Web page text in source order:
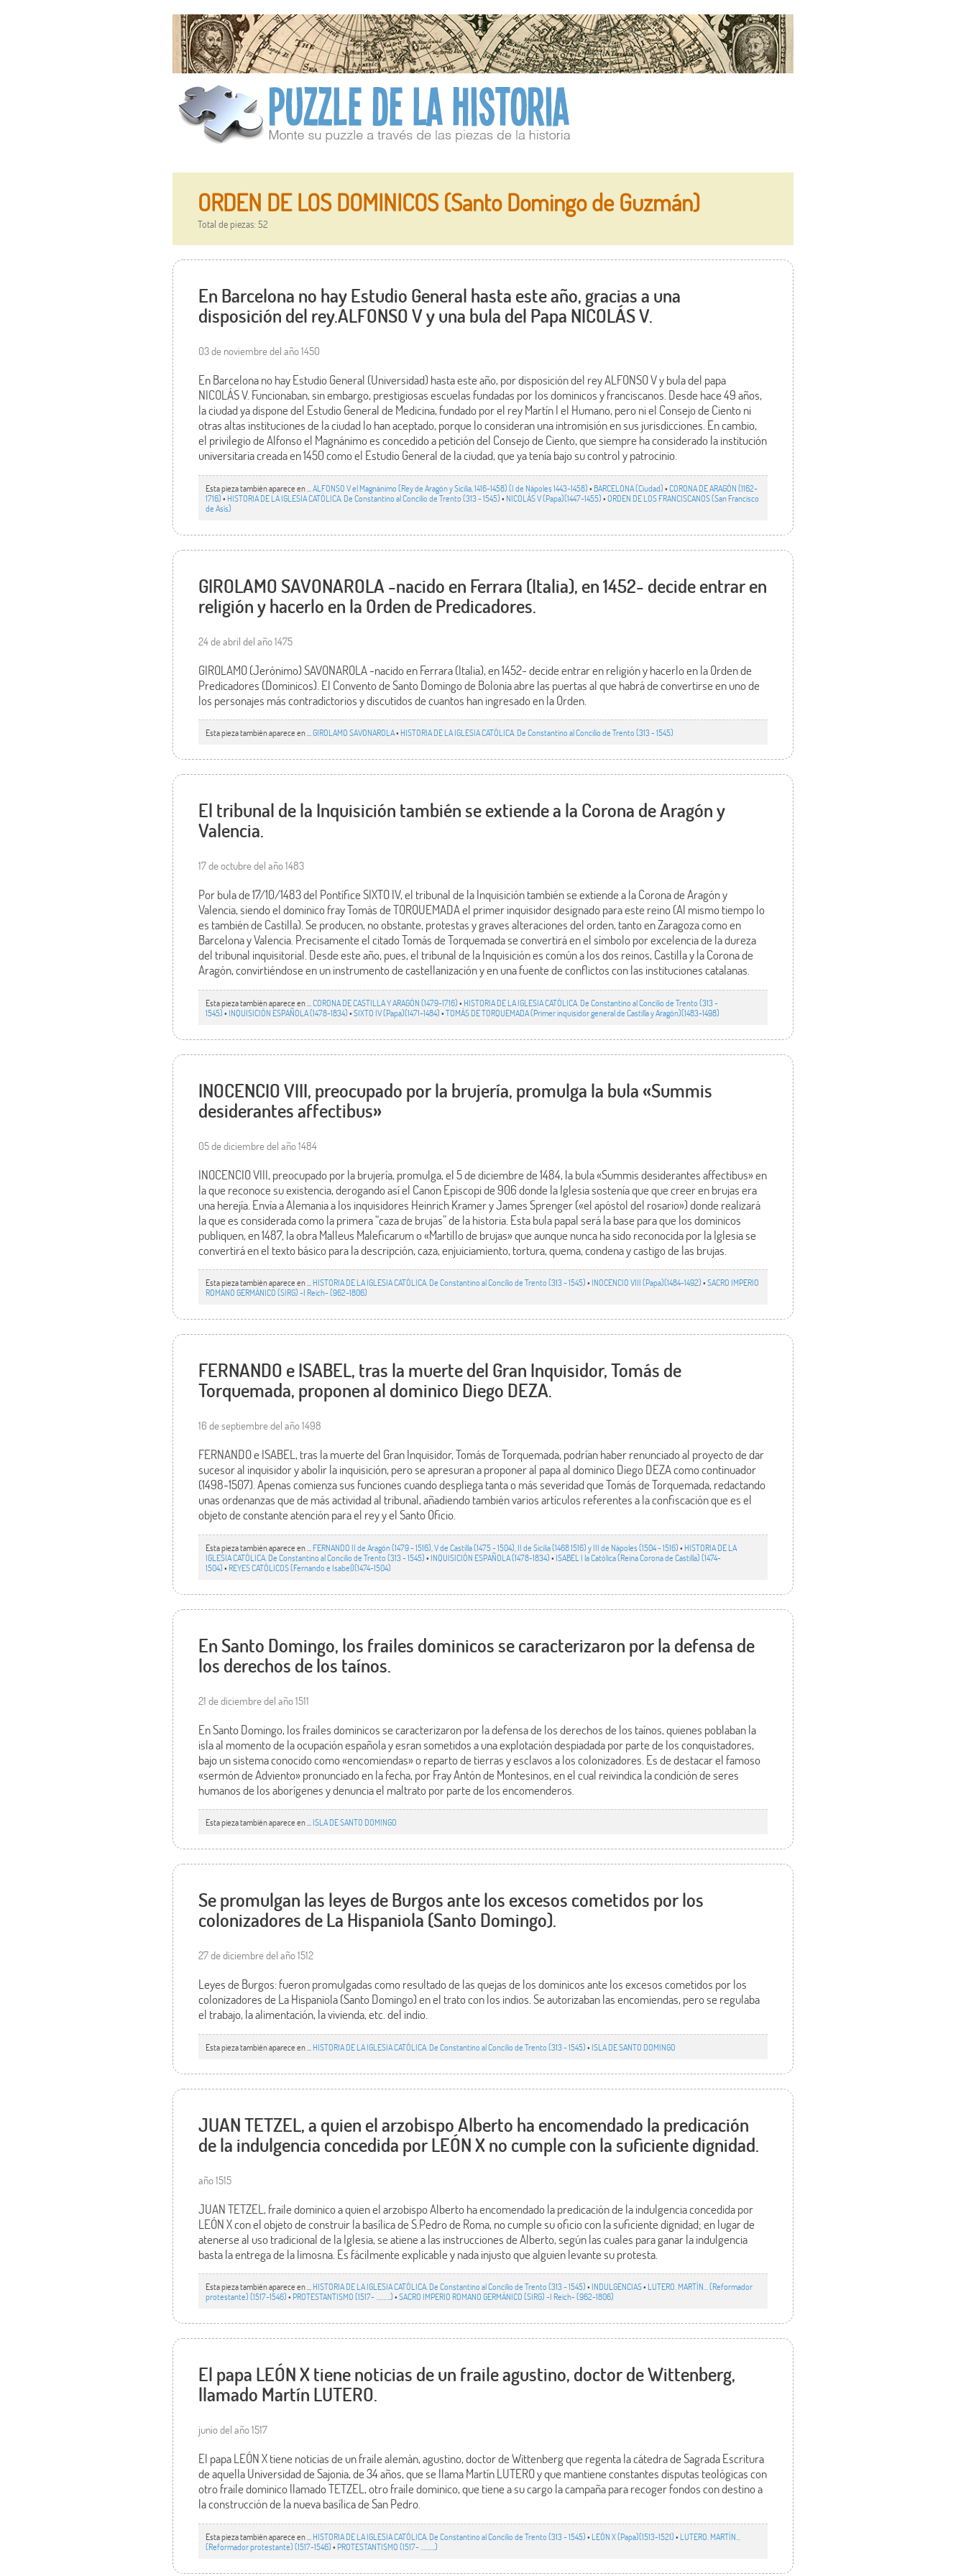
ORDEN DE LOS DOMINICOS (Santo Domingo de Guzmán)
Total de piezas: 52
En Barcelona no hay Estudio General hasta este año, gracias a una
disposición del rey.ALFONSO V y una bula del Papa NICOLÁS V.
03 de noviembre del año 1450
En Barcelona no hay Estudio General (Universidad) hasta este año, por disposición del rey ALFONSO V y bula del papa
NICOLÁS V. Funcionaban, sin embargo, prestigiosas escuelas fundadas por los dominicos y franciscanos. Desde hace 49 años,
la ciudad ya dispone del Estudio General de Medicina, fundado por el rey Martín I el Humano, pero ni el Consejo de Ciento ni
otras altas instituciones de la ciudad lo han aceptado, porque lo consideran una intromisión en sus jurisdicciones. En cambio,
el privilegio de Alfonso el Magnánimo es concedido a petición del Consejo de Ciento, que siempre ha considerado la institución
universitaria creada en 1450 como el Estudio General de la ciudad, que ya tenía bajo su control y patrocinio.
Esta pieza también aparece en ...ALFONSO V el Magnánimo (Rey de Aragón y Sicilia, 1416-1458) (I de Nápoles 1443-1458)• BARCELONA (Ciudad)•CORONA DE ARAGÓN (1162-
1716)• HISTORIA DE LA IGLESIA CATÓLICA. De Constantino al Concilio de Trento (313 - 1545)• NICOLÁS V (Papa)(1447-1455)•ORDEN DE LOS FRANCISCANOS (San Francisco
de Asís)
GIROLAMO SAVONAROLA -nacido en Ferrara (Italia), en 1452- decide entrar en
religión y hacerlo en la Orden de Predicadores.
24 de abril del año 1475
GIROLAMO (Jerónimo) SAVONAROLA -nacido en Ferrara (Italia), en 1452- decide entrar en religión y hacerlo en la Orden de
Predicadores (Dominicos). El Convento de Santo Domingo de Bolonia abre las puertas al que habrá de convertirse en uno de
los personajes más contradictorios y discutidos de cuantos han ingresado en la Orden.
Esta pieza también aparece en ...GIROLAMO SAVONAROLA• HISTORIA DE LA IGLESIA CATÓLICA. De Constantino al Concilio de Trento (313 - 1545)
El tribunal de la Inquisición también se extiende a la Corona de Aragón y
Valencia.
17 de octubre del año 1483
Por bula de 17/10/1483 del Pontífice SIXTO IV, el tribunal de la Inquisición también se extiende a la Corona de Aragón y
Valencia, siendo el dominico fray Tomás de TORQUEMADA el primer inquisidor designado para este reino (Al mismo tiempo lo
es también de Castilla). Se producen, no obstante, protestas y graves alteraciones del orden, tanto en Zaragoza como en
Barcelona y Valencia. Precisamente el citado Tomás de Torquemada se convertirá en el símbolo por excelencia de la dureza
del tribunal inquisitorial. Desde este año, pues, el tribunal de la Inquisición es común a los dos reinos, Castilla y la Corona de
Aragón, convirtiéndose en un instrumento de castellanización y en una fuente de conflictos con las instituciones catalanas.
Esta pieza también aparece en ...CORONA DE CASTILLA Y ARAGÓN (1479-1716)• HISTORIA DE LA IGLESIA CATÓLICA. De Constantino al Concilio de Trento (313 -
1545)• INQUISICIÓN ESPAÑOLA (1478-1834)•SIXTO IV (Papa)(1471-1484)•TOMÁS DE TORQUEMADA (Primer inquisidor general de Castilla y Aragón)(1483-1498)
INOCENCIO VIII, preocupado por la brujería, promulga la bula «Summis
desiderantes affectibus»
05 de diciembre del año 1484
INOCENCIO VIII, preocupado por la brujería, promulga, el 5 de diciembre de 1484, la bula «Summis desiderantes affectibus» en
la que reconoce su existencia, derogando así el Canon Episcopi de 906 donde la Iglesia sostenía que que creer en brujas era
una herejía. Envía a Alemania a los inquisidores Heinrich Kramer y James Sprenger («el apóstol del rosario») donde realizará
la que es considerada como la primera “caza de brujas” de la historia. Esta bula papal será la base para que los dominicos
publiquen, en 1487, la obra Malleus Maleficarum o «Martillo de brujas» que aunque nunca ha sido reconocida por la Iglesia se
convertirá en el texto básico para la descripción, caza, enjuiciamiento, tortura, quema, condena y castigo de las brujas.
Esta pieza también aparece en ...HISTORIA DE LA IGLESIA CATÓLICA. De Constantino al Concilio de Trento (313 - 1545)• INOCENCIO VIII (Papa)(1484-1492)•SACRO IMPERIO
ROMANO GERMÁNICO (SIRG) -I Reich- (962-1806)
FERNANDO e ISABEL, tras la muerte del Gran Inquisidor, Tomás de
Torquemada, proponen al dominico Diego DEZA.
16 de septiembre del año 1498
FERNANDO e ISABEL, tras la muerte del Gran Inquisidor, Tomás de Torquemada, podrían haber renunciado al proyecto de dar
sucesor al inquisidor y abolir la inquisición, pero se apresuran a proponer al papa al dominico Diego DEZA como continuador
(1498-1507). Apenas comienza sus funciones cuando despliega tanta o más severidad que Tomás de Torquemada, redactando
unas ordenanzas que de más actividad al tribunal, añadiendo también varios artículos referentes a la confiscación que es el
objeto de constante atención para el rey y el Santo Oficio.
Esta pieza también aparece en ... FERNANDO II de Aragón (1479 - 1516), V de Castilla (1475 - 1504), II de Sicilia (1468 1516) y III de Nápoles (1504 - 1516)• HISTORIA DE LA
IGLESIA CATÓLICA. De Constantino al Concilio de Trento (313 - 1545)• INQUISICIÓN ESPAÑOLA (1478-1834)• ISABEL I la Católica (Reina Corona de Castilla) (1474-
1504)• REYES CATÓLICOS (Fernando e Isabel)(1474-1504)
En Santo Domingo, los frailes dominicos se caracterizaron por la defensa de
los derechos de los taínos.
21 de diciembre del año 1511
En Santo Domingo, los frailes dominicos se caracterizaron por la defensa de los derechos de los taínos, quienes poblaban la
isla al momento de la ocupación española y esran sometidos a una explotación despiadada por parte de los conquistadores,
bajo un sistema conocido como «encomiendas» o reparto de tierras y esclavos a los colonizadores. Es de destacar el famoso
«sermón de Adviento» pronunciado en la fecha, por Fray Antón de Montesinos, en el cual reivindica la condición de seres
humanos de los aborígenes y denuncia el maltrato por parte de los encomenderos.
Esta pieza también aparece en ...ISLA DE SANTO DOMINGO
Se promulgan las leyes de Burgos ante los excesos cometidos por los
colonizadores de La Hispaniola (Santo Domingo).
27 de diciembre del año 1512
Leyes de Burgos: fueron promulgadas como resultado de las quejas de los dominicos ante los excesos cometidos por los
colonizadores de La Hispaniola (Santo Domingo) en el trato con los indios. Se autorizaban las encomiendas, pero se regulaba
el trabajo, la alimentación, la vivienda, etc. del indio.
Esta pieza también aparece en ... HISTORIA DE LA IGLESIA CATÓLICA. De Constantino al Concilio de Trento (313 - 1545)• ISLA DE SANTO DOMINGO
JUAN TETZEL, a quien el arzobispo Alberto ha encomendado la predicación
de la indulgencia concedida por LEÓN X no cumple con la suficiente dignidad.
año 1515
JUAN TETZEL, fraile dominico a quien el arzobispo Alberto ha encomendado la predicación de la indulgencia concedida por
LEÓN X con el objeto de construir la basílica de S.Pedro de Roma, no cumple su oficio con la suficiente dignidad; en lugar de
atenerse al uso tradicional de la Iglesia, se atiene a las instrucciones de Alberto, según las cuales para ganar la indulgencia
basta la entrega de la limosna. Es fácilmente explicable y nada injusto que alguien levante su protesta.
Esta pieza también aparece en ...HISTORIA DE LA IGLESIA CATÓLICA. De Constantino al Concilio de Trento (313 - 1545)• INDULGENCIAS• LUTERO. MARTÍN... (Reformador
protestante) (1517-1546)• PROTESTANTISMO (1517- ……….)•SACRO IMPERIO ROMANO GERMÁNICO (SIRG) -I Reich- (962-1806)
El papa LEÓN X tiene noticias de un fraile agustino, doctor de Wittenberg,
llamado Martín LUTERO.
junio del año 1517
El papa LEÓN X tiene noticias de un fraile alemán, agustino, doctor de Wittenberg que regenta la cátedra de Sagrada Escritura
de aquella Universidad de Sajonia, de 34 años, que se llama Martín LUTERO y que mantiene constantes disputas teológicas con
otro fraile dominico llamado TETZEL, otro fraile dominico, que tiene a su cargo la campaña para recoger fondos con destino a
la construcción de la nueva basílica de San Pedro.
Esta pieza también aparece en ... HISTORIA DE LA IGLESIA CATÓLICA. De Constantino al Concilio de Trento (313 - 1545)• LEÓN X (Papa)(1513-1521)• LUTERO. MARTÍN...
(Reformador protestante) (1517-1546)• PROTESTANTISMO (1517- ……….)